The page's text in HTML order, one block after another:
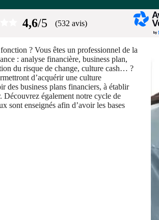
4,6/5 (532 avis)
? Vous êtes un professionnel de la
: analyse financière, business plan,
du risque de change, culture cash… ?
d’acquérir une culture
des business plans financiers, à établir
Découvrez également notre cycle de
sont enseignés afin d’avoir les bases